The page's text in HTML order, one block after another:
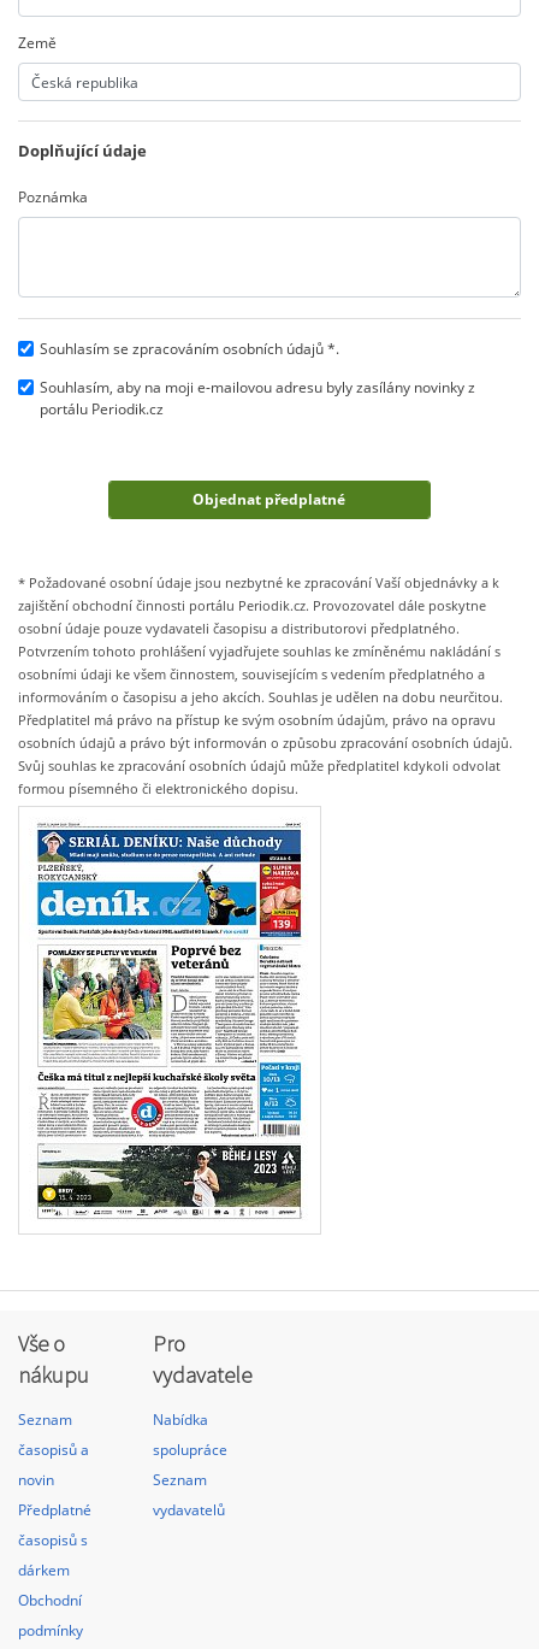
Země
Doplňující údaje
Poznámka
Souhlasím se zpracováním osobních údajů *.
Souhlasím, aby na moji e-mailovou adresu byly zasílány novinky z
portálu Periodik.cz
* Požadované osobní údaje jsou nezbytné ke zpracování Vaší objednávky a k
zajištění obchodní činnosti portálu Periodik.cz. Provozovatel dále poskytne
osobní údaje pouze vydavateli časopisu a distributorovi předplatného.
Potvrzením tohoto prohlášení vyjadřujete souhlas ke zmíněnému nakládání s
osobními údaji ke všem činnostem, souvisejícím s vedením předplatného a
informováním o časopisu a jeho akcích. Souhlas je udělen na dobu neurčitou.
Předplatitel má právo na přístup ke svým osobním údajům, právo na opravu
osobních údajů a právo být informován o způsobu zpracování osobních údajů.
Svůj souhlas ke zpracování osobních údajů může předplatitel kdykoli odvolat
formou písemného či elektronického dopisu.
Vše o
nákupu
Seznam
časopisů a
novin
Předplatné
časopisů s
dárkem
Obchodní
podmínky
Pro
vydavatele
Nabídka
spolupráce
Seznam
vydavatelů